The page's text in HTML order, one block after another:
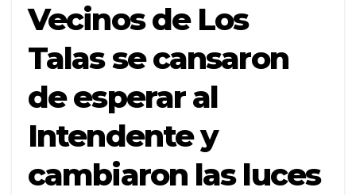
Vecinos de Los
Talas se cansaron
de esperar al
Intendente y
cambiaron las luces